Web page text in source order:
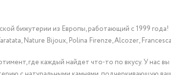
бижутерии из Европы, работающий с 1999
Nature Bijoux, Polina Firenze, Alcozer,
где каждый найдет что-то по вкусу. У нас